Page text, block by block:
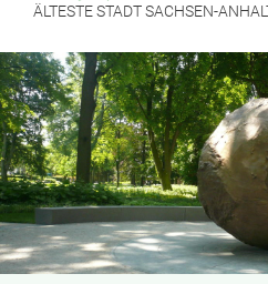
ÄLTESTE STADT SACHSEN-